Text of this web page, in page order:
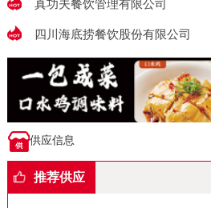
真功夫餐饮管理有限公司
四川海底捞餐饮股份有限公司
供应信息
推荐供应